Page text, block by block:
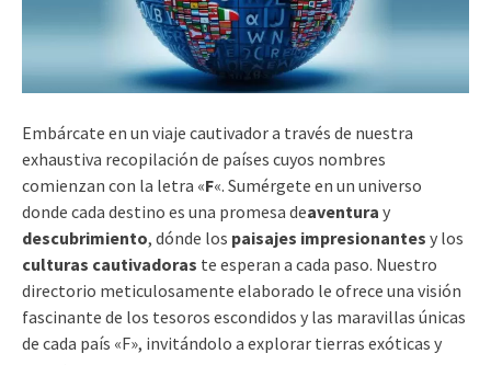
Embárcate en un viaje cautivador a través de nuestra
exhaustiva recopilación de países cuyos nombres
comienzan con la letra «F«. Sumérgete en un universo
donde cada destino es una promesa deaventura y
descubrimiento, dónde los paisajes impresionantes y los
culturas cautivadoras te esperan a cada paso. Nuestro
directorio meticulosamente elaborado le ofrece una visión
fascinante de los tesoros escondidos y las maravillas únicas
de cada país «F», invitándolo a explorar tierras exóticas y